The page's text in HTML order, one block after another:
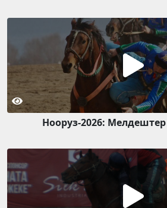
Нооруз-2026: